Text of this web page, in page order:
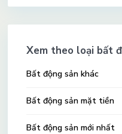
Xem theo loại bất
Bất động sản khác
Bất động sản mặt tiền
Bất động sản mới nhất